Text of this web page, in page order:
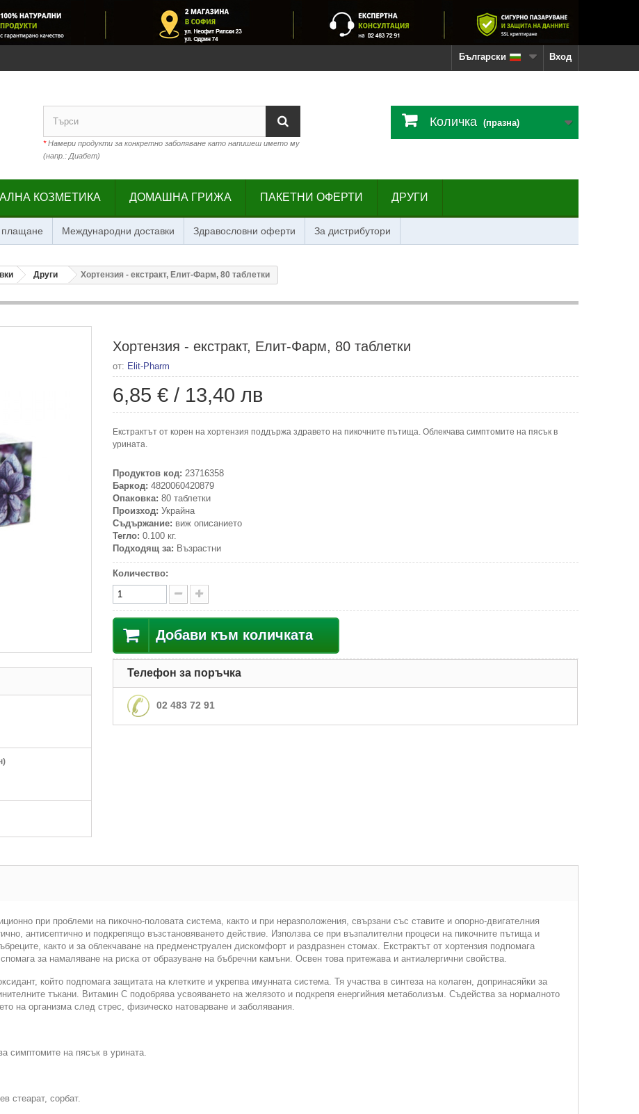
Вход
Български
*Намери продукти за конкретно заболяване като напишеш името му
(напр.: Диабет)
Количка (празна)
КОЗМЕТИКА ДОМАШНА ГРИЖА ПАКЕТНИ ОФЕРТИ ДРУГИ
плащане Международни доставки Здравословни оферти За дистрибутори
Други Хортензия - екстракт, Елит-Фарм, 80 таблетки
Хортензия - екстракт, Елит-Фарм, 80 таблетки
от: Elit-Pharm
6,85 € / 13,40 лв
Екстрактът от корен на хортензия поддържа здравето на пикочните пътища. Облекчава симптомите на пясък в
урината.
Продуктов код: 23716358
Баркод: 4820060420879
Опаковка: 80 таблетки
Произход: Украйна
Съдържание: виж описанието
Тегло: 0.100 кг.
Подходящ за: Възрастни
Количество:
Добави към количката
Телефон за поръчка
02 483 72 91
при проблеми на пикочно-половата система, както и при неразположения, свързани със ставите и опорно-двигателния
антисептично и подкрепящо възстановяването действие. Използва се при възпалителни процеси на пикочните пътища и
както и за облекчаване на предменструален дискомфорт и раздразнен стомах. Екстрактът от хортензия подпомага
за намаляване на риска от образуване на бъбречни камъни. Освен това притежава и антиалергични свойства.
който подпомага защитата на клетките и укрепва имунната система. Тя участва в синтеза на колаген, допринасяйки за
тъкани. Витамин С подобрява усвояването на желязото и подкрепя енергийния метаболизъм. Съдейства за нормалното
на организма след стрес, физическо натоварване и заболявания.
симптомите на пясък в урината.
стеарат, сорбат.